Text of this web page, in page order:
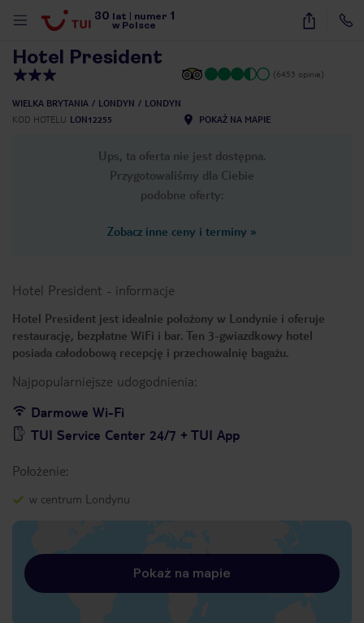
30 lat numer 1
w Polsce
7
Hotel President
(6453 opinie)
WIELKA BRYTANIA LONDYN
LONDYN
KOD HOTELU LON12255 POKAŻ NA MAPIE
Ups, ta oferta nie jest dostępna.
Przygotowaliśmy dla Ciebie
podobne oferty:
Zobacz inne ceny i terminy »
Hotel President - informacje
Hotel President jest idealnie położony w Londynie i oferuje
restaurację, bezpłatne WiFi i bar. Ten 3-gwiazdkowy hotel
posiada całodobową recepcję i przechowalnię bagażu.
Najpopularniejsze udogodnienia:
Darmowe Wi-Fi
TUI Service Center 24/7 + TUI App
Położenie:
w centrum Londynu
Pokaż na mapie